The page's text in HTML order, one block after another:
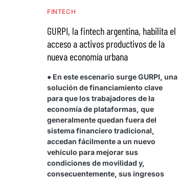
FINTECH
GURPI, la fintech argentina, habilita el
acceso a activos productivos de la
nueva economía urbana
● En este escenario surge GURPI, una
solución de financiamiento clave
para que los trabajadores de la
economía de plataformas, que
generalmente quedan fuera del
sistema financiero tradicional,
accedan fácilmente a un nuevo
vehículo para mejorar sus
condiciones de movilidad y,
consecuentemente, sus ingresos